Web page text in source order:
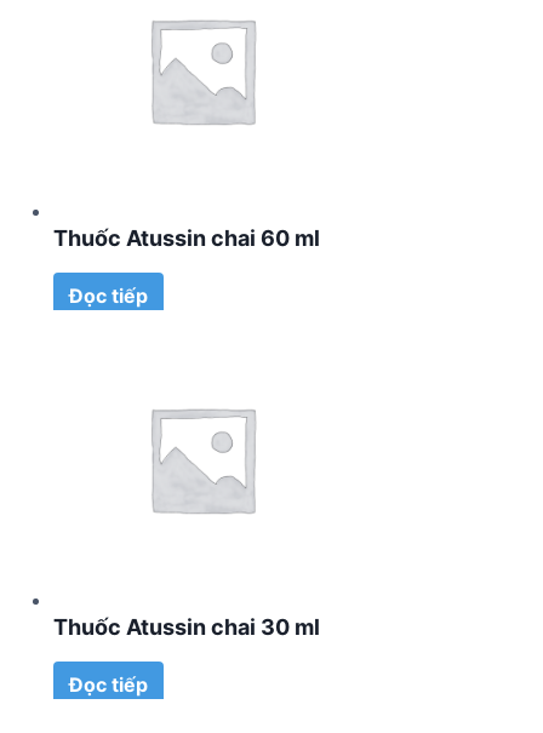
Thuốc Atussin chai 60 ml
Đọc tiếp
Thuốc Atussin chai 30 ml
Đọc tiếp